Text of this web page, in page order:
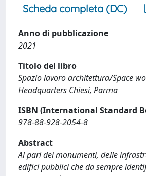
Scheda completa (DC)
Anno di pubblicazione
2021
Titolo del libro
Spazio lavoro architettura/Space
Headquarters Chiesi, Parma
ISBN (International Standard
978-88-928-2054-8
Abstract
Al pari dei monumenti, delle
edifici pubblici che da sempre